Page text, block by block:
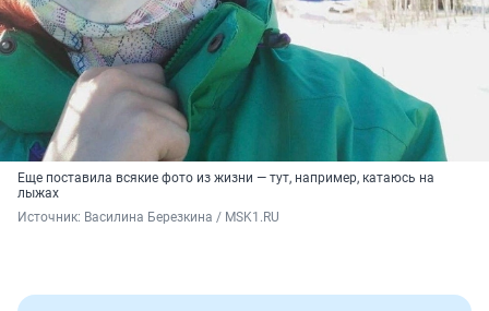
Еще поставила всякие фото из жизни — тут, например, катаюсь на
лыжах
Источник: Василина Березкина / MSK1.RU